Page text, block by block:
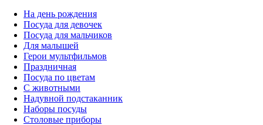
На день рождения
Посуда для девочек
Посуда для мальчиков
Для малышей
Герои мультфильмов
Праздничная
Посуда по цветам
С животными
Надувной подстаканник
Наборы посуды
Столовые приборы